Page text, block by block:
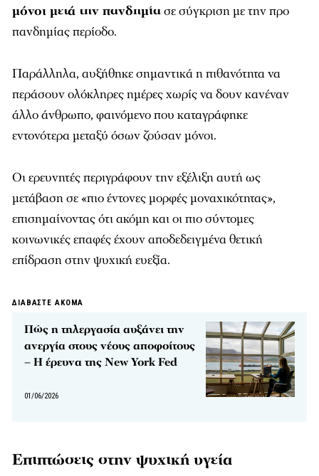
μόνοι μετά την πανδημίασε σύγκριση με την προ
πανδημίας περίοδο.
Παράλληλα, αυξήθηκε σημαντικά η πιθανότητα να
περάσουν ολόκληρες ημέρες χωρίς να δουν κανέναν
άλλο άνθρωπο, φαινόμενο που καταγράφηκε
εντονότερα μεταξύ όσων ζούσαν μόνοι.
Οι ερευνητές περιγράφουν την εξέλιξη αυτή ως
μετάβαση σε «πιο έντονες μορφές μοναχικότητας»,
επισημαίνοντας ότι ακόμη και οι πιο σύντομες
κοινωνικές επαφές έχουν αποδεδειγμένα θετική
επίδραση στην ψυχική ευεξία.
ΔΙΑΒΑΣΤΕ ΑΚΟΜΑ
Πώς η τηλεργασία αυξάνει την
ανεργία στους νέους αποφοίτους
– Η έρευνα της New York Fed
01/06/2026
Επιπτώσεις στην ψυχική υγεία